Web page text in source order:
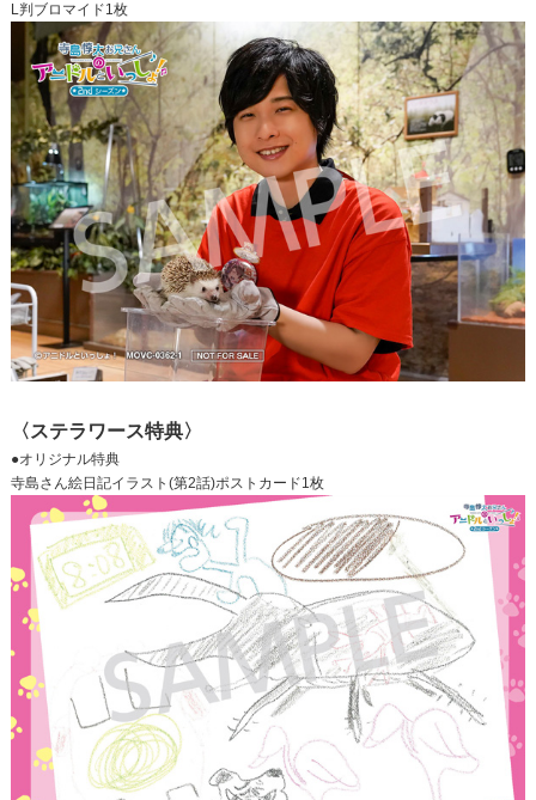
L判ブロマイド1枚
〈ステラワース特典〉
●オリジナル特典
寺島さん絵日記イラスト(第2話)ポストカード1枚